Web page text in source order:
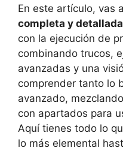
En este artículo, vas
completa y detallada
con la ejecución de
combinando trucos,
avanzadas y una
comprender tanto lo
avanzado,
con apartados para
Aquí tienes todo lo
lo más elemental